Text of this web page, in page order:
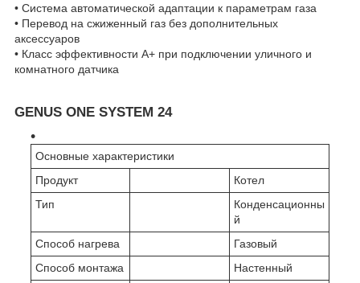
• Система автоматической адаптации к параметрам газа
• Перевод на сжиженный газ без дополнительных
аксессуаров
• Класс эффективности А+ при подключении уличного и
комнатного датчика
GENUS ONE SYSTEM 24
Основные характеристики
Продукт
Котел
Тип
Конденсационны
й
Способ нагрева
Газовый
Способ монтажа
Настенный